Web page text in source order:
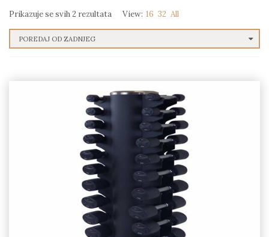
Prikazuje se svih 2 rezultata View: 16 32 All